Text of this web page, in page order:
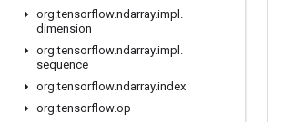
org.tensorflow.ndarray.impl .
dimension
org.tensorflow.ndarray.impl .
sequence
org.tensorflow.ndarray.index
org.tensorflow.op